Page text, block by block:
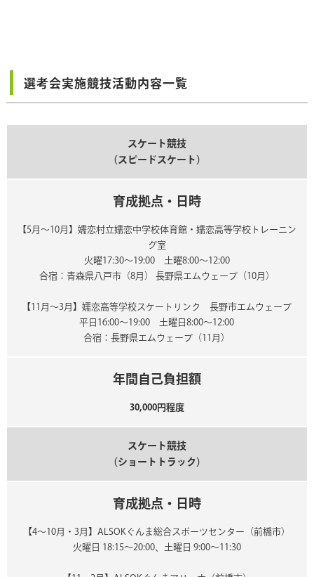
選考会実施競技活動内容一覧
スケート競技
（スピードスケート）
育成拠点・日時
【5月～10月】嬬恋村立嬬恋中学校体育館・嬬恋高等学校トレーニン
グ室
火曜17:30～19:00 土曜8:00～12:00
合宿：青森県八戸市（8月） 長野県エムウェーブ（10月）
【11月～3月】嬬恋高等学校スケートリンク 長野市エムウェーブ
平日16:00～19:00 土曜日8:00～12:00
合宿：長野県エムウェーブ（11月）
年間自己負担額
30,000円程度
スケート競技
（ショートトラック）
育成拠点・日時
【4～10月・3月】ALSOKぐんま総合スポーツセンター（前橋市）
火曜日 18:15～20:00、土曜日 9:00～11:30